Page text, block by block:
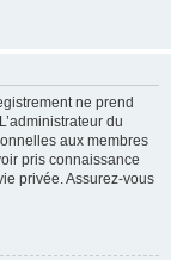
ne prend
du
aux membres
pris connaissance
privée. Assurez-vous